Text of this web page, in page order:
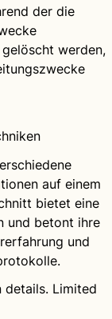
der die
werden,
auf einem
bietet eine
und betont ihre
und
details. Limited